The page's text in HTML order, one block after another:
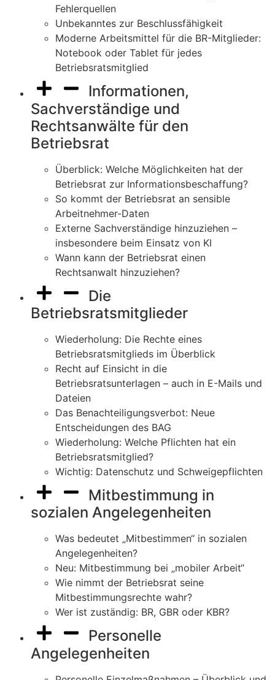
Fehlerquellen
Unbekanntes zur Beschlussfähigkeit
Moderne Arbeitsmittel für die BR-Mitglieder:
Notebook oder Tablet für jedes
Betriebsratsmitglied
Informationen,
Sachverständige und
Rechtsanwälte für den
Betriebsrat
Überblick: Welche Möglichkeiten hat der
Betriebsrat zur Informationsbeschaffung?
So kommt der Betriebsrat an sensible
Arbeitnehmer-Daten
Externe Sachverständige hinzuziehen –
insbesondere beim Einsatz von KI
Wann kann der Betriebsrat einen
Rechtsanwalt hinzuziehen?
Die
Betriebsratsmitglieder
Wiederholung: Die Rechte eines
Betriebsratsmitglieds im Überblick
Recht auf Einsicht in die
Betriebsratsunterlagen – auch in E-Mails und
Dateien
Das Benachteiligungsverbot: Neue
Entscheidungen des BAG
Wiederholung: Welche Pflichten hat ein
Betriebsratsmitglied?
Wichtig: Datenschutz und Schweigepflichten
Mitbestimmung in
sozialen Angelegenheiten
Was bedeutet „Mitbestimmen“ in sozialen
Angelegenheiten?
Neu: Mitbestimmung bei „mobiler Arbeit“
Wie nimmt der Betriebsrat seine
Mitbestimmungsrechte wahr?
Wer ist zuständig: BR, GBR oder KBR?
Personelle
Angelegenheiten